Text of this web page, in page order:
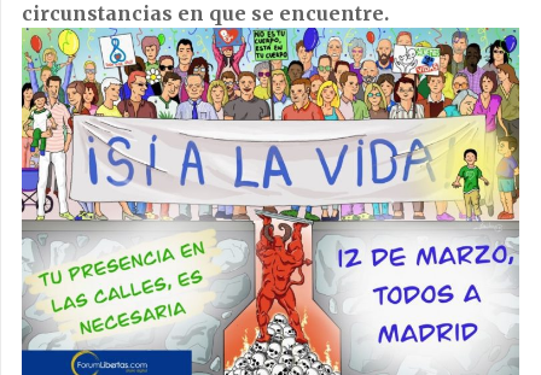
circunstancias en que se encuentre.